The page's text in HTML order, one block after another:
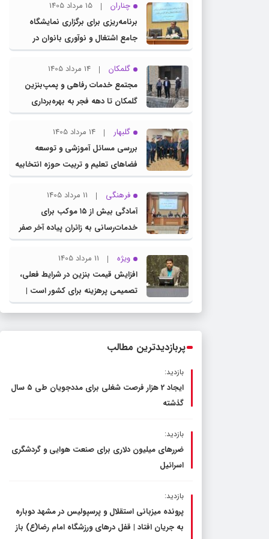
چناران
15 مرداد 1405
برنامه‌ریزی برای برگزاری نمایشگاه
جامع اشتغال و نوآوری بانوان در
چناران
گلمکان
14 مرداد 1405
مجتمع خدمات رفاهی و پمپ‌بنزین
گلمکان تا دهه فجر به بهره‌برداری
می‌رسد
گلبهار
14 مرداد 1405
بررسی مسائل آموزشی و توسعه
فضاهای تعلیم و تربیت حوزه انتخابیه
در نشست مشترک عضو کمیسیون
آموزش مجلس با مدیرکل آموزش و
پرورش خراسان رضوی
فرهنگی
11 مرداد 1405
آمادگی بیش از ۱۵ موکب برای
خدمات‌رسانی به زائران پیاده آخر صفر
در شهرستان چناران
ویژه
11 مرداد 1405
افزایش قیمت بنزین در شرایط فعلی،
تصمیمی پرهزینه برای کشور است |
دولت، قاچاق سوخت و عوامل اصلی
پربازدیدترین مطالب
بازدید:
ایجاد 2 هزار فرصت شغلی برای مددجویان طی ۵ سال
گذشته
بازدید:
ضررهای میلیون دلاری برای صنعت هوایی و گردشگری
اسرائیل
بازدید:
پرونده میزبانی استقلال و پرسپولیس در مشهد دوباره
به جریان افتاد | قفل در‌های ورزشگاه امام رضا(ع) باز